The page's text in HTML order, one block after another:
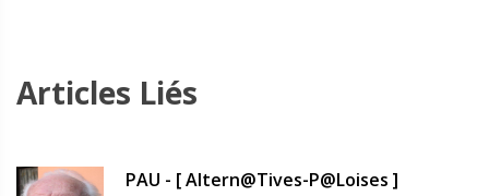
Articles Liés
PAU - [ Altern@tives-P@loises ]